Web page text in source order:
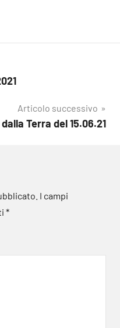
Articolo successivo
Terra del 15.06.21
I campi
*